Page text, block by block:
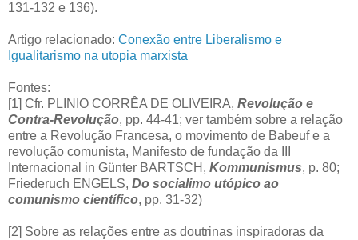
131-132 e 136).
Artigo relacionado: Conexão entre Liberalismo e
Igualitarismo na utopia marxista
Fontes:
[1] Cfr. PLINIO CORRÊA DE OLIVEIRA, Revolução e
Contra-Revolução, pp. 44-41; ver também sobre a relação
entre a Revolução Francesa, o movimento de Babeuf e a
revolução comunista, Manifesto de fundação da III
Internacional in Günter BARTSCH, Kommunismus, p. 80;
Friederuch ENGELS, Do socialimo utópico ao
comunismo científico, pp. 31-32)
[2] Sobre as relações entre as doutrinas inspiradoras da